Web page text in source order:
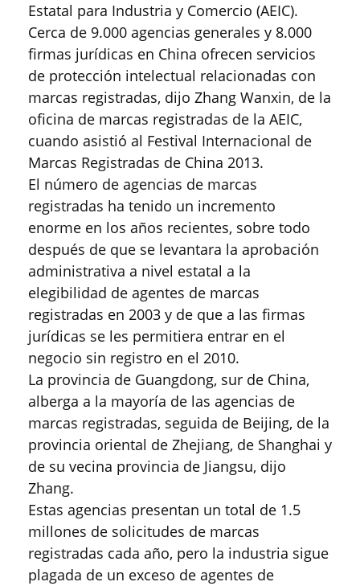
Estatal para Industria y Comercio (AEIC).
Cerca de 9.000 agencias generales y 8.000
firmas jurídicas en China ofrecen servicios
de protección intelectual relacionadas con
marcas registradas, dijo Zhang Wanxin, de la
oficina de marcas registradas de la AEIC,
cuando asistió al Festival Internacional de
Marcas Registradas de China 2013.
El número de agencias de marcas
registradas ha tenido un incremento
enorme en los años recientes, sobre todo
después de que se levantara la aprobación
administrativa a nivel estatal a la
elegibilidad de agentes de marcas
registradas en 2003 y de que a las firmas
jurídicas se les permitiera entrar en el
negocio sin registro en el 2010.
La provincia de Guangdong, sur de China,
alberga a la mayoría de las agencias de
marcas registradas, seguida de Beijing, de la
provincia oriental de Zhejiang, de Shanghai y
de su vecina provincia de Jiangsu, dijo
Zhang.
Estas agencias presentan un total de 1.5
millones de solicitudes de marcas
registradas cada año, pero la industria sigue
plagada de un exceso de agentes de